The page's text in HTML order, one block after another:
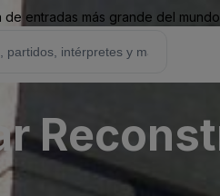
entradas más grande del